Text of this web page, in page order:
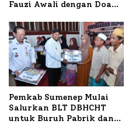
Fauzi Awali dengan Doa
Terbakar
Pemkab Sumenep Mulai
Salurkan BLT DBHCHT
untuk Buruh Pabrik dan